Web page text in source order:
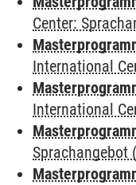
Center:
International
International
Sprachangebot